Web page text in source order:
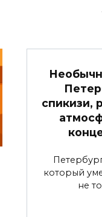
спикизи,
который
не